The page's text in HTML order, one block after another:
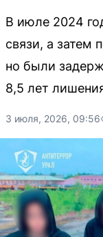
В июле 2024
связи, а затем
но были
8,5 лет
3 июля, 2026, 09:56